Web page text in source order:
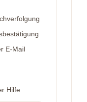
E-Mail
Hilfe